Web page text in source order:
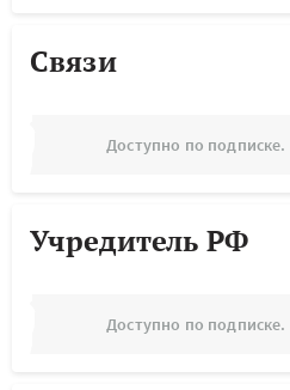
Связи
Доступно по подписке.
Учредитель РФ
Доступно по подписке.